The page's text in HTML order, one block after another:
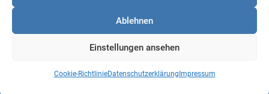
Ablehnen
Einstellungen ansehen
Cookie-RichtlinieDatenschutzerklärung Impressum
Impressum
Cookie-Richtlinie